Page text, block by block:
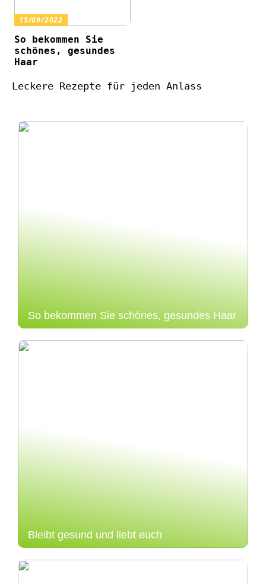
15/09/2022
So bekommen Sie
schönes, gesundes
Haar
Leckere Rezepte für jeden Anlass
So bekommen Sie schönes, gesundes Haar
Bleibt gesund und liebt euch